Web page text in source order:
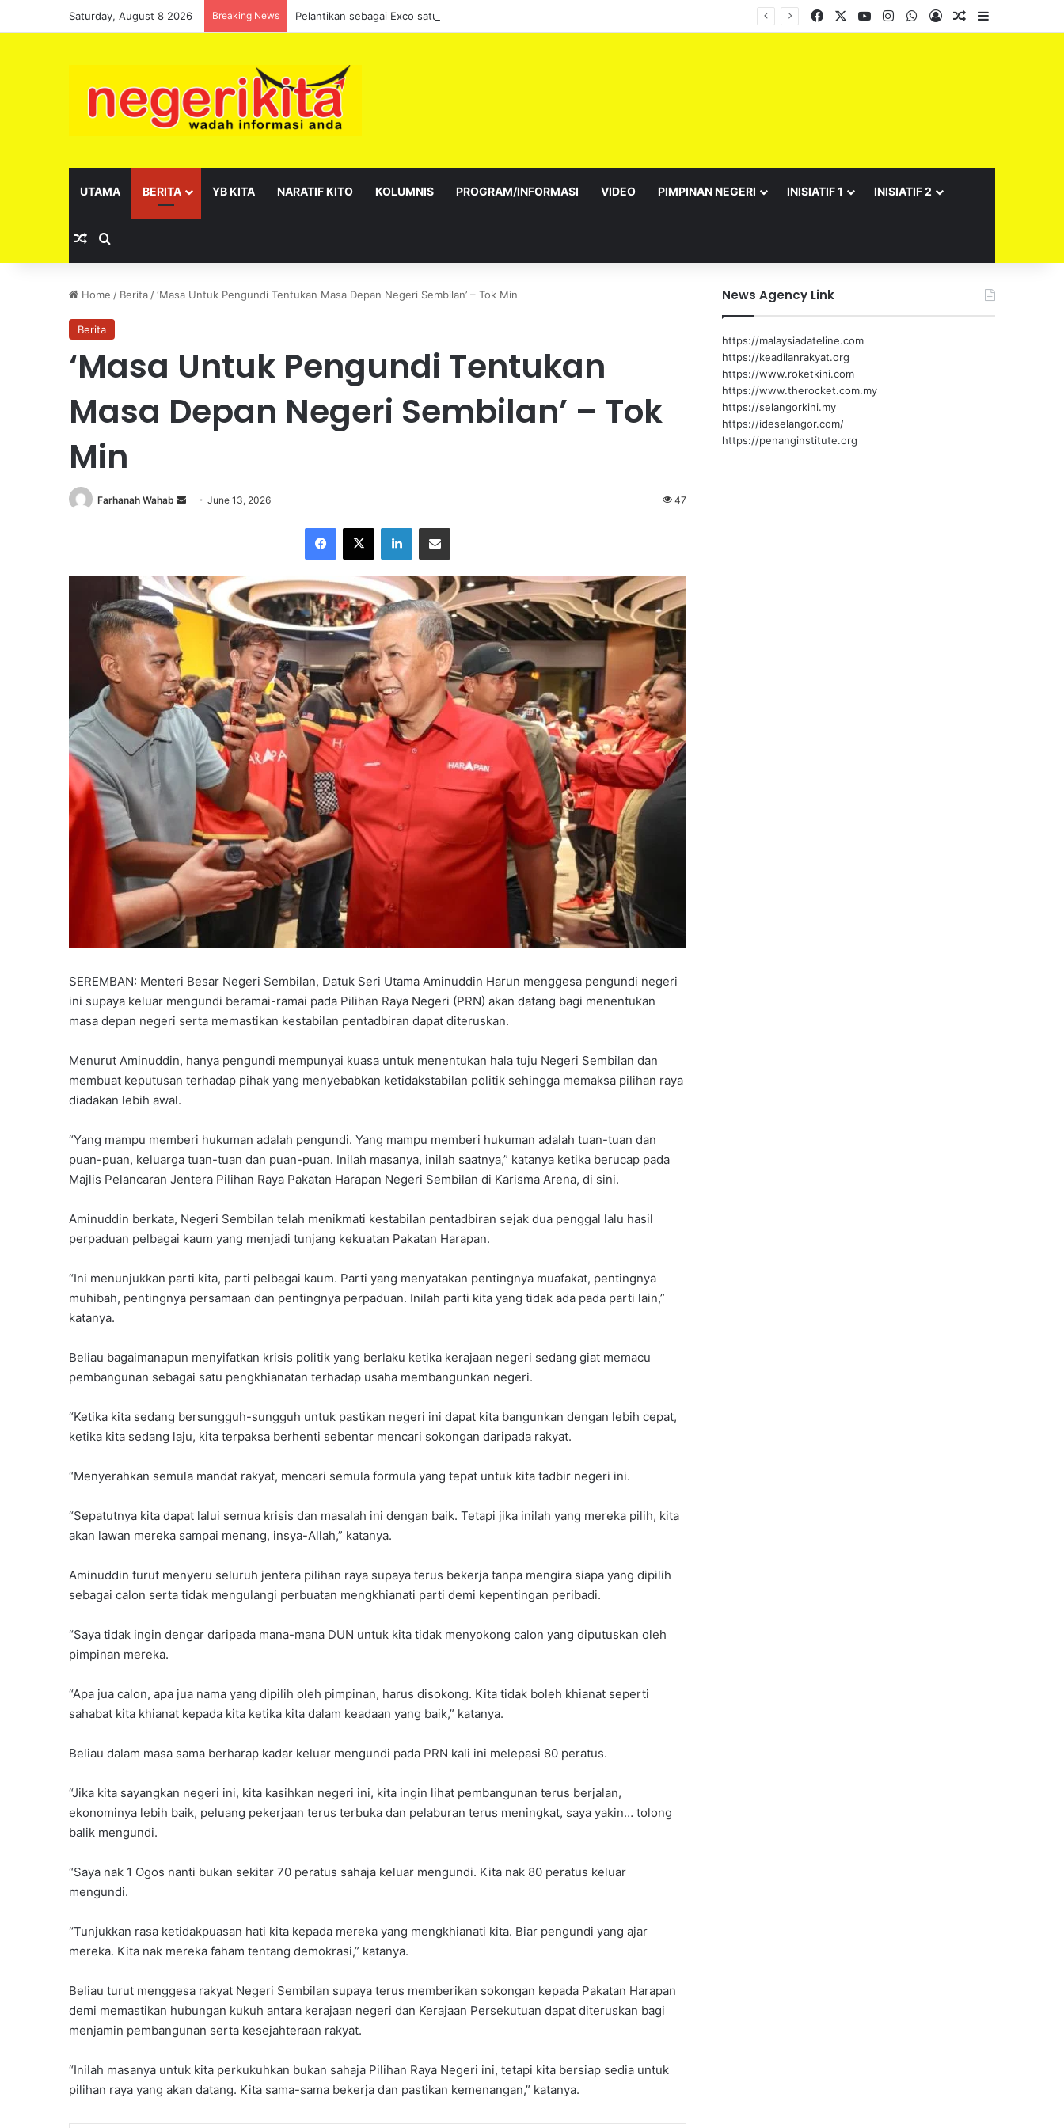
Saturday, August 8 2026 Breaking News Pelantikan sebagai Exco satu amanah besar – Siow Kong Choon Facebook YouTubeInstagramWhatsApp
Log InRandom Article
UTAMA BERITA YB KITA NARATIF KITO KOLUMNIS PROGRAM/INFORMASI VIDEO PIMPINAN NEGERI INISIATIF 1 INISIATIF 2
Random Article
Home / Berita /‘Masa Untuk Pengundi Tentukan Masa Depan Negeri Sembilan’ – Tok Min
Berita
‘Masa Untuk Pengundi Tentukan
Masa Depan Negeri Sembilan’ – Tok
Min
Farhanah Wahab
a
n
e
i
l
June 13, 2026 47
SEREMBAN: Menteri Besar Negeri Sembilan, Datuk Seri Utama Aminuddin Harun menggesa pengundi negeri
ini supaya keluar mengundi beramai-ramai pada Pilihan Raya Negeri (PRN) akan datang bagi menentukan
masa depan negeri serta memastikan kestabilan pentadbiran dapat diteruskan.
Menurut Aminuddin, hanya pengundi mempunyai kuasa untuk menentukan hala tuju Negeri Sembilan dan
membuat keputusan terhadap pihak yang menyebabkan ketidakstabilan politik sehingga memaksa pilihan raya
diadakan lebih awal.
“Yang mampu memberi hukuman adalah pengundi. Yang mampu memberi hukuman adalah tuan-tuan dan
puan-puan, keluarga tuan-tuan dan puan-puan. Inilah masanya, inilah saatnya,” katanya ketika berucap pada
Majlis Pelancaran Jentera Pilihan Raya Pakatan Harapan Negeri Sembilan di Karisma Arena, di sini.
Aminuddin berkata, Negeri Sembilan telah menikmati kestabilan pentadbiran sejak dua penggal lalu hasil
perpaduan pelbagai kaum yang menjadi tunjang kekuatan Pakatan Harapan.
“Ini menunjukkan parti kita, parti pelbagai kaum. Parti yang menyatakan pentingnya muafakat, pentingnya
muhibah, pentingnya persamaan dan pentingnya perpaduan. Inilah parti kita yang tidak ada pada parti lain,”
katanya.
Beliau bagaimanapun menyifatkan krisis politik yang berlaku ketika kerajaan negeri sedang giat memacu
pembangunan sebagai satu pengkhianatan terhadap usaha membangunkan negeri.
“Ketika kita sedang bersungguh-sungguh untuk pastikan negeri ini dapat kita bangunkan dengan lebih cepat,
ketika kita sedang laju, kita terpaksa berhenti sebentar mencari sokongan daripada rakyat.
“Menyerahkan semula mandat rakyat, mencari semula formula yang tepat untuk kita tadbir negeri ini.
“Sepatutnya kita dapat lalui semua krisis dan masalah ini dengan baik. Tetapi jika inilah yang mereka pilih, kita
akan lawan mereka sampai menang, insya-Allah,” katanya.
Aminuddin turut menyeru seluruh jentera pilihan raya supaya terus bekerja tanpa mengira siapa yang dipilih
sebagai calon serta tidak mengulangi perbuatan mengkhianati parti demi kepentingan peribadi.
“Saya tidak ingin dengar daripada mana-mana DUN untuk kita tidak menyokong calon yang diputuskan oleh
pimpinan mereka.
“Apa jua calon, apa jua nama yang dipilih oleh pimpinan, harus disokong. Kita tidak boleh khianat seperti
sahabat kita khianat kepada kita ketika kita dalam keadaan yang baik,” katanya.
Beliau dalam masa sama berharap kadar keluar mengundi pada PRN kali ini melepasi 80 peratus.
“Jika kita sayangkan negeri ini, kita kasihkan negeri ini, kita ingin lihat pembangunan terus berjalan,
ekonominya lebih baik, peluang pekerjaan terus terbuka dan pelaburan terus meningkat, saya yakin… tolong
balik mengundi.
“Saya nak 1 Ogos nanti bukan sekitar 70 peratus sahaja keluar mengundi. Kita nak 80 peratus keluar
mengundi.
“Tunjukkan rasa ketidakpuasan hati kita kepada mereka yang mengkhianati kita. Biar pengundi yang ajar
mereka. Kita nak mereka faham tentang demokrasi,” katanya.
Beliau turut menggesa rakyat Negeri Sembilan supaya terus memberikan sokongan kepada Pakatan Harapan
demi memastikan hubungan kukuh antara kerajaan negeri dan Kerajaan Persekutuan dapat diteruskan bagi
menjamin pembangunan serta kesejahteraan rakyat.
“Inilah masanya untuk kita perkukuhkan bukan sahaja Pilihan Raya Negeri ini, tetapi kita bersiap sedia untuk
pilihan raya yang akan datang. Kita sama-sama bekerja dan pastikan kemenangan,” katanya.
News Agency Link
https://malaysiadateline.com
https://keadilanrakyat.org
https://www.roketkini.com
https://www.therocket.com.my
https://selangorkini.my
https://ideselangor.com/
https://penanginstitute.org